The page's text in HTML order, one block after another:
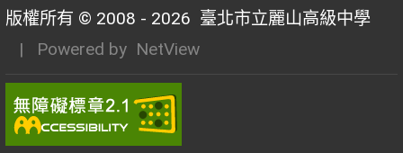
版權所有 © 2008 - 2026 臺北市立麗山高級中學
| Powered by NetView